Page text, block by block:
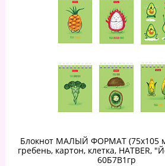
Блокнот МАЛЫЙ ФОРМАТ (75х105
гребень, картон, клетка, HATBER,
60Б7В1гр